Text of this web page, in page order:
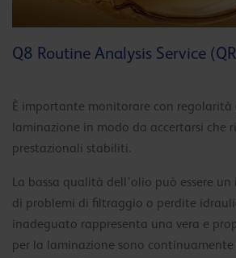
Q8 Routine Analysis Service
È importante monitorare con regolarità
laminazione in modo da accertarsi che
prestazionali stabiliti.
La bassa qualità dell’olio può essere
di problemi di filtraggio o perdite
inadeguato rappresenta una vera e
per la laminazione sono continuamente